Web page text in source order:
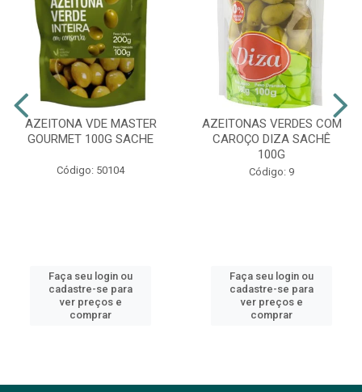
AZEITONA VDE MASTER
GOURMET 100G SACHE
Código: 50104
Faça seu login ou
cadastre-se para
ver preços e
comprar
AZEITONAS VERDES COM
CAROÇO DIZA SACHÊ
100G
Código: 9
Faça seu login ou
cadastre-se para
ver preços e
comprar